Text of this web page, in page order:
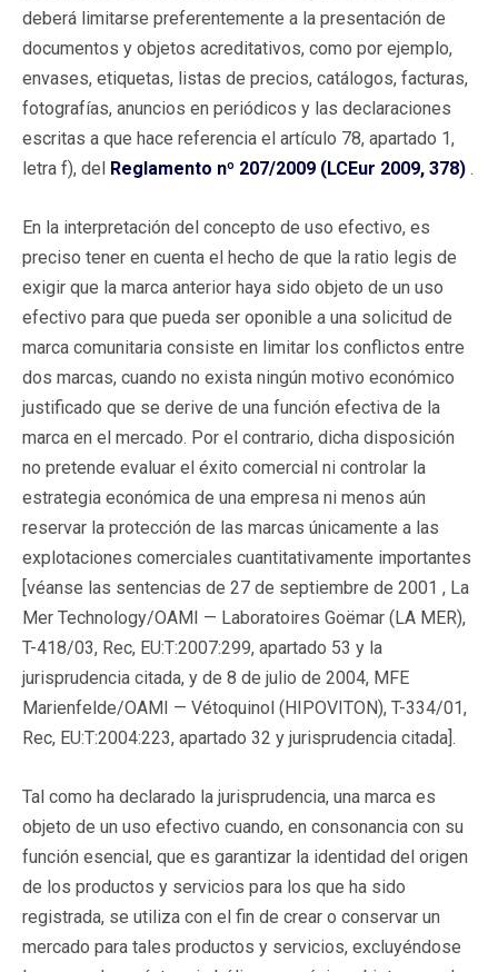
deberá limitarse preferentemente a la presentación de
documentos y objetos acreditativos, como por ejemplo,
envases, etiquetas, listas de precios, catálogos, facturas,
fotografías, anuncios en periódicos y las declaraciones
escritas a que hace referencia el artículo 78, apartado 1,
letra f), del Reglamento nº 207/2009 (LCEur 2009, 378) .
En la interpretación del concepto de uso efectivo, es
preciso tener en cuenta el hecho de que la ratio legis de
exigir que la marca anterior haya sido objeto de un uso
efectivo para que pueda ser oponible a una solicitud de
marca comunitaria consiste en limitar los conflictos entre
dos marcas, cuando no exista ningún motivo económico
justificado que se derive de una función efectiva de la
marca en el mercado. Por el contrario, dicha disposición
no pretende evaluar el éxito comercial ni controlar la
estrategia económica de una empresa ni menos aún
reservar la protección de las marcas únicamente a las
explotaciones comerciales cuantitativamente importantes
[véanse las sentencias de 27 de septiembre de 2001 , La
Mer Technology/OAMI — Laboratoires Goëmar (LA MER),
T-418/03, Rec, EU:T:2007:299, apartado 53 y la
jurisprudencia citada, y de 8 de julio de 2004, MFE
Marienfelde/OAMI — Vétoquinol (HIPOVITON), T-334/01,
Rec, EU:T:2004:223, apartado 32 y jurisprudencia citada].
Tal como ha declarado la jurisprudencia, una marca es
objeto de un uso efectivo cuando, en consonancia con su
función esencial, que es garantizar la identidad del origen
de los productos y servicios para los que ha sido
registrada, se utiliza con el fin de crear o conservar un
mercado para tales productos y servicios, excluyéndose